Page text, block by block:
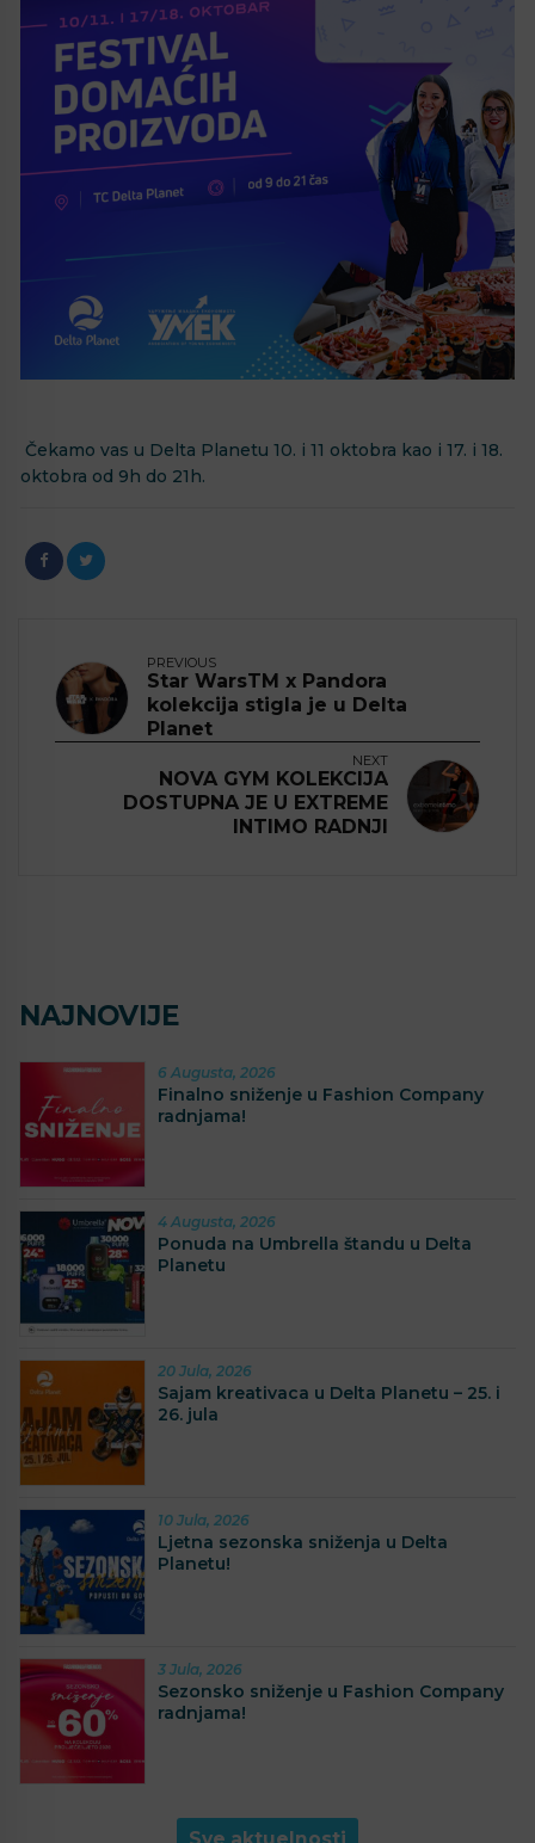
Čekamo vas u Delta Planetu 10. i 11 oktobra kao i 17. i 18.
oktobra od 9h do 21h.
PREVIOUS
Star WarsTM x Pandora
kolekcija stigla je u Delta
Planet
NEXT
NOVA GYM KOLEKCIJA
DOSTUPNA JE U EXTREME
INTIMO RADNJI
NAJNOVIJE
6 Augusta, 2026
Finalno sniženje u Fashion Company
radnjama!
4 Augusta, 2026
Ponuda na Umbrella štandu u Delta
Planetu
20 Jula, 2026
Sajam kreativaca u Delta Planetu – 25. i
26. jula
10 Jula, 2026
Ljetna sezonska sniženja u Delta
Planetu!
3 Jula, 2026
Sezonsko sniženje u Fashion Company
radnjama!
Sve aktuelnosti